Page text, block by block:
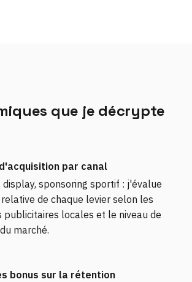
que je décrypte
par canal
display, sponsoring sportif : j'évalue
de chaque levier selon les
publicitaires locales et le niveau de
marché.
bonus sur la rétention